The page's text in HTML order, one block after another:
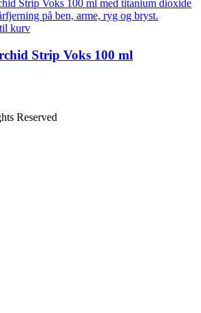
kurv
Strip Voks 100 ml
Reserved